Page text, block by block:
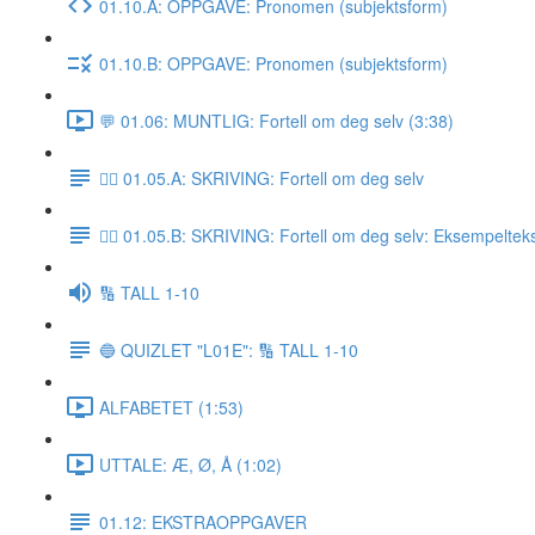
01.10.A: OPPGAVE: Pronomen (subjektsform)
01.10.B: OPPGAVE: Pronomen (subjektsform)
💬 01.06: MUNTLIG: Fortell om deg selv (3:38)
✍🏼 01.05.A: SKRIVING: Fortell om deg selv
✍🏼 01.05.B: SKRIVING: Fortell om deg selv:
🔢 TALL 1-10
🔵 QUIZLET "L01E": 🔢 TALL 1-10
ALFABETET (1:53)
UTTALE: Æ, Ø, Å (1:02)
01.12: EKSTRAOPPGAVER